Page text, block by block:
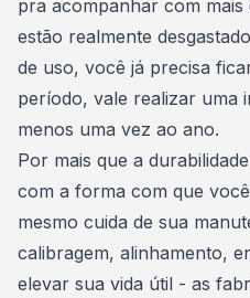
pra acompanhar com mais
estão realmente
de uso, você já precisa
período, vale realizar uma
menos uma vez ao ano.
Por mais que a
com a forma com que
mesmo cuida de sua
calibragem, alinhamento,
elevar sua vida útil - as